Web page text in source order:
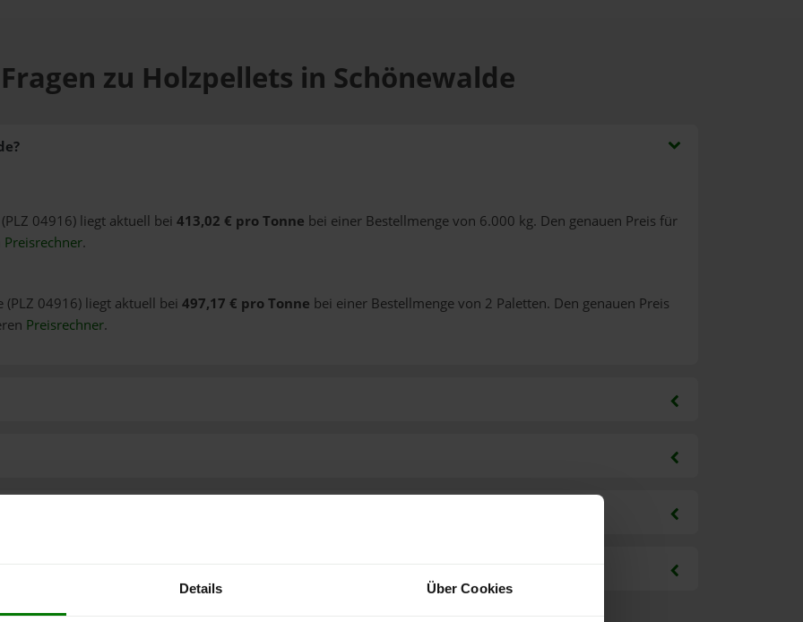
Details Über Cookies
zu Holzpellets in Schönewalde
04916) liegt aktuell bei 413,02 € pro Tonne bei einer Bestellmenge von 6.000 kg. Den genauen Preis für
Preisrechner.
(PLZ 04916) liegt aktuell bei 497,17 € pro Tonne bei einer Bestellmenge von 2 Paletten. Den genauen Preis
Preisrechner.